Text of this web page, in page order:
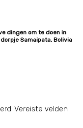
dingen om te doen in
Samaipata, Bolivia
Vereiste velden